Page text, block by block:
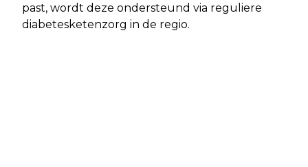
past, wordt deze ondersteund via reguliere
diabetesketenzorg in de regio.